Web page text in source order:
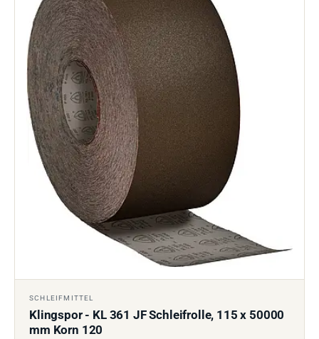
SCHLEIFMITTEL
Klingspor - KL 361 JF Schleifrolle, 115 x 50000
mm Korn 120